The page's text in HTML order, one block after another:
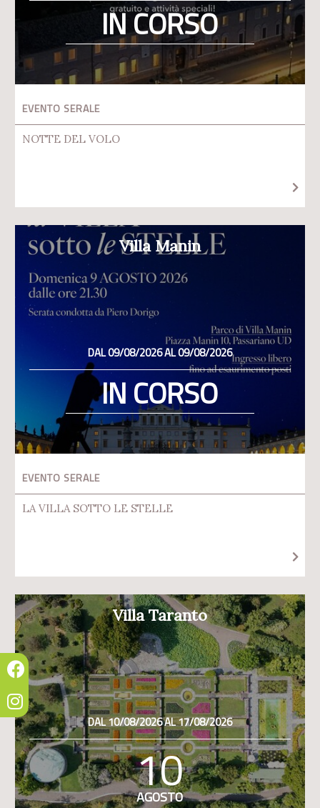
IN CORSO
EVENTO SERALE
NOTTE DEL VOLO
Villa Manin
DAL 09/08/2026 AL 09/08/2026
IN CORSO
EVENTO SERALE
LA VILLA SOTTO LE STELLE
Villa Taranto
DAL 10/08/2026 AL 17/08/2026
10
AGOSTO